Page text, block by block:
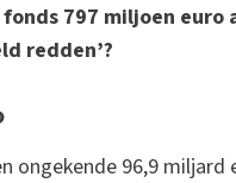
797 miljoen euro
redden’?
ongekende 96,9 miljard